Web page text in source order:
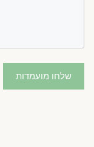
שלחו מועמדות